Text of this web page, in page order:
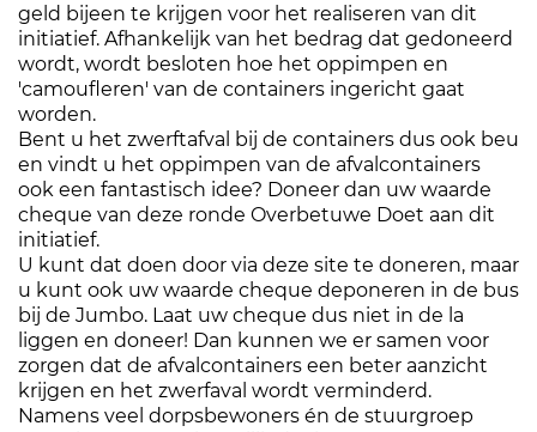
geld bijeen te krijgen voor het realiseren van dit
initiatief. Afhankelijk van het bedrag dat gedoneerd
wordt, wordt besloten hoe het oppimpen en
'camoufleren' van de containers ingericht gaat
worden.
Bent u het zwerftafval bij de containers dus ook beu
en vindt u het oppimpen van de afvalcontainers
ook een fantastisch idee? Doneer dan uw waarde
cheque van deze ronde Overbetuwe Doet aan dit
initiatief.
U kunt dat doen door via deze site te doneren, maar
u kunt ook uw waarde cheque deponeren in de bus
bij de Jumbo. Laat uw cheque dus niet in de la
liggen en doneer! Dan kunnen we er samen voor
zorgen dat de afvalcontainers een beter aanzicht
krijgen en het zwerfaval wordt verminderd.
Namens veel dorpsbewoners én de stuurgroep